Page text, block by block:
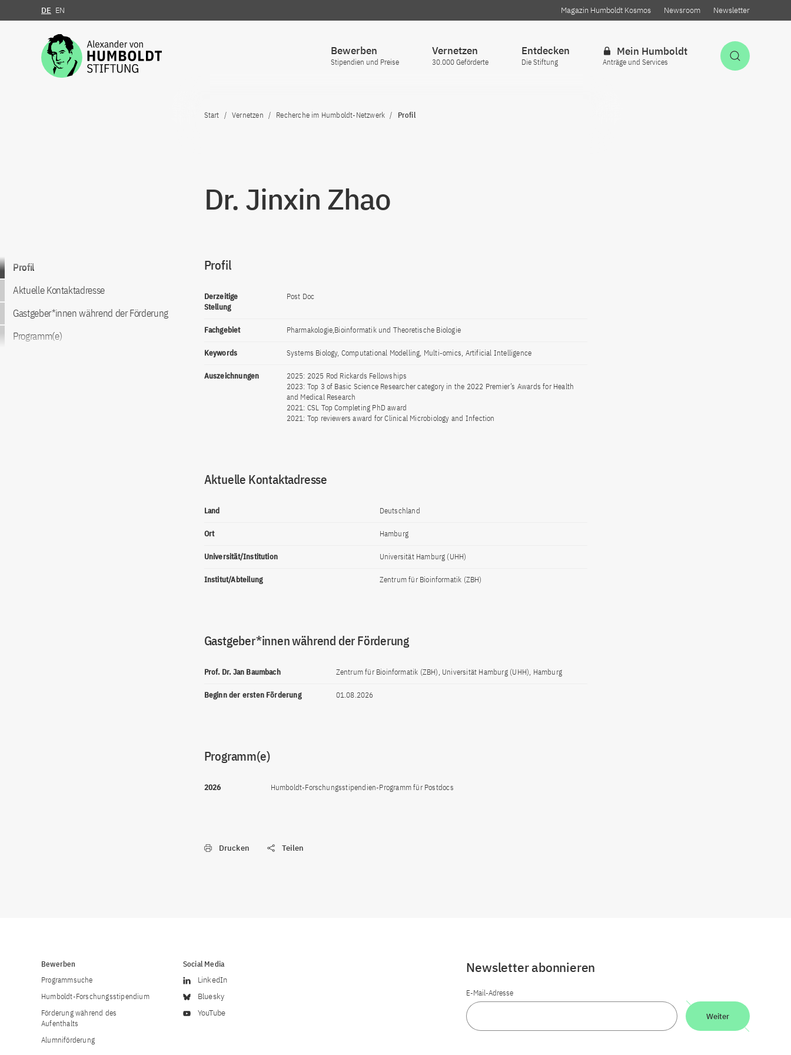
Zum Inhalt springen
DE EN Magazin Humboldt Kosmos Newsroom Newsletter
Bewerben
Stipendien und Preise
Vernetzen
30.000 Geförderte
Entdecken
Die Stiftung
Mein Humboldt
Anträge und Services
Start Vernetzen Recherche im Humboldt-Netzwerk Profil
Dr. Jinxin Zhao
Zum Inhalt springen
Profil
Aktuelle Kontaktadresse
Gastgeber*innen während der Förderung
Programm(e)
Profil
Derzeitige
Stellung
Post Doc
Fachgebiet Pharmakologie,Bioinformatik und Theoretische Biologie
Keywords Systems Biology, Computational Modelling, Multi-omics, Artificial Intelligence
Auszeichnungen
2025: 2025 Rod Rickards Fellowships
2023: Top 3 of Basic Science Researcher category in the 2022 Premier’s Awards for Health
and Medical Research
2021: CSL Top Completing PhD award
2021: Top reviewers award for Clinical Microbiology and Infection
Aktuelle Kontaktadresse
Land Deutschland
Ort Hamburg
Universität/Institution Universität Hamburg (UHH)
Institut/Abteilung Zentrum für Bioinformatik (ZBH)
Gastgeber*innen während der Förderung
Prof. Dr. Jan Baumbach Zentrum für Bioinformatik (ZBH), Universität Hamburg (UHH), Hamburg
Beginn der ersten Förderung 01.08.2026
Programm(e)
2026 Humboldt-Forschungsstipendien-Programm für Postdocs
Drucken Teilen
Bewerben
Programmsuche
Humboldt-Forschungsstipendium
Förderung während des
Aufenthalts
Alumniförderung
Social Media
LinkedIn
Bluesky
YouTube
Newsletter abonnieren
E-Mail-Adresse
Weiter